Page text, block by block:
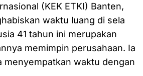
(KEK ETKI) Banten,
waktu luang di sela
41 tahun ini merupakan
memimpin perusahaan. Ia
menyempatkan waktu dengan